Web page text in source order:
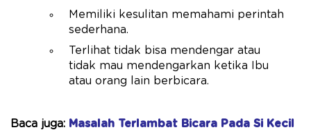
Memiliki kesulitan memahami perintah
sederhana.
Terlihat tidak bisa mendengar atau
tidak mau mendengarkan ketika Ibu
atau orang lain berbicara.
Baca juga: Masalah Terlambat Bicara Pada Si Kecil